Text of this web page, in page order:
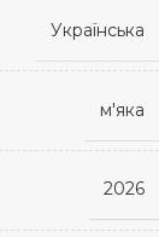
Українська
м'яка
2026